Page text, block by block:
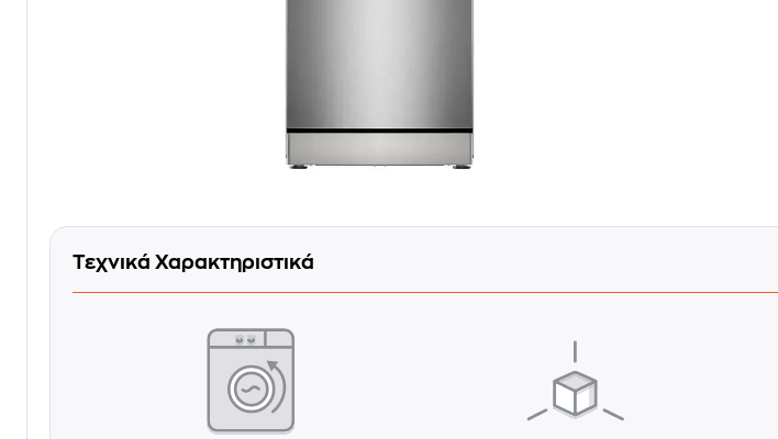
Τεχνικά Χαρακτηριστικά